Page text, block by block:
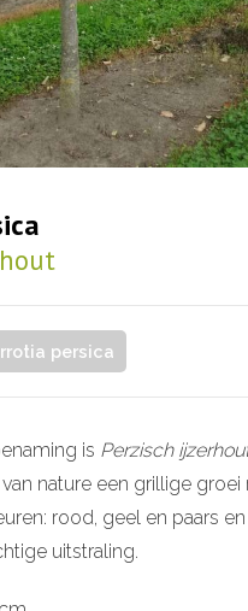
persica
is Perzisch
nature een grillige groei
rood, geel en paars
uitstraling.